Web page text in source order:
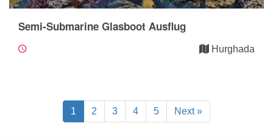
Semi-Submarine Glasboot Ausflug
Hurghada
1 2 3 4 5 Next »